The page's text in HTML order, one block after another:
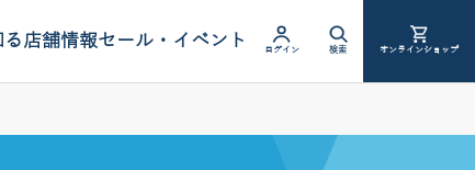
店舗情報セール・イベント ログイン 検索 オンラインショップ